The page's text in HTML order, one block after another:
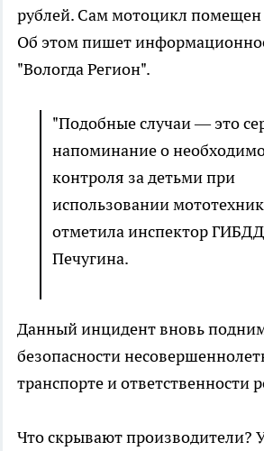
рублей. Сам мотоцикл помещен
Об этом пишет
"Вологда Регион".
"Подобные случаи — это
напоминание о
контроля за детьми при
использовании
отметила инспектор
Печугина.
Данный инцидент вновь
безопасности
транспорте и ответственности
Что скрывают производители?